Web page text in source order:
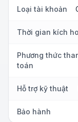
Loại tài khoản
Thời gian kích
Phương thức
toán
Hỗ trợ kỹ thuật
Bảo hành